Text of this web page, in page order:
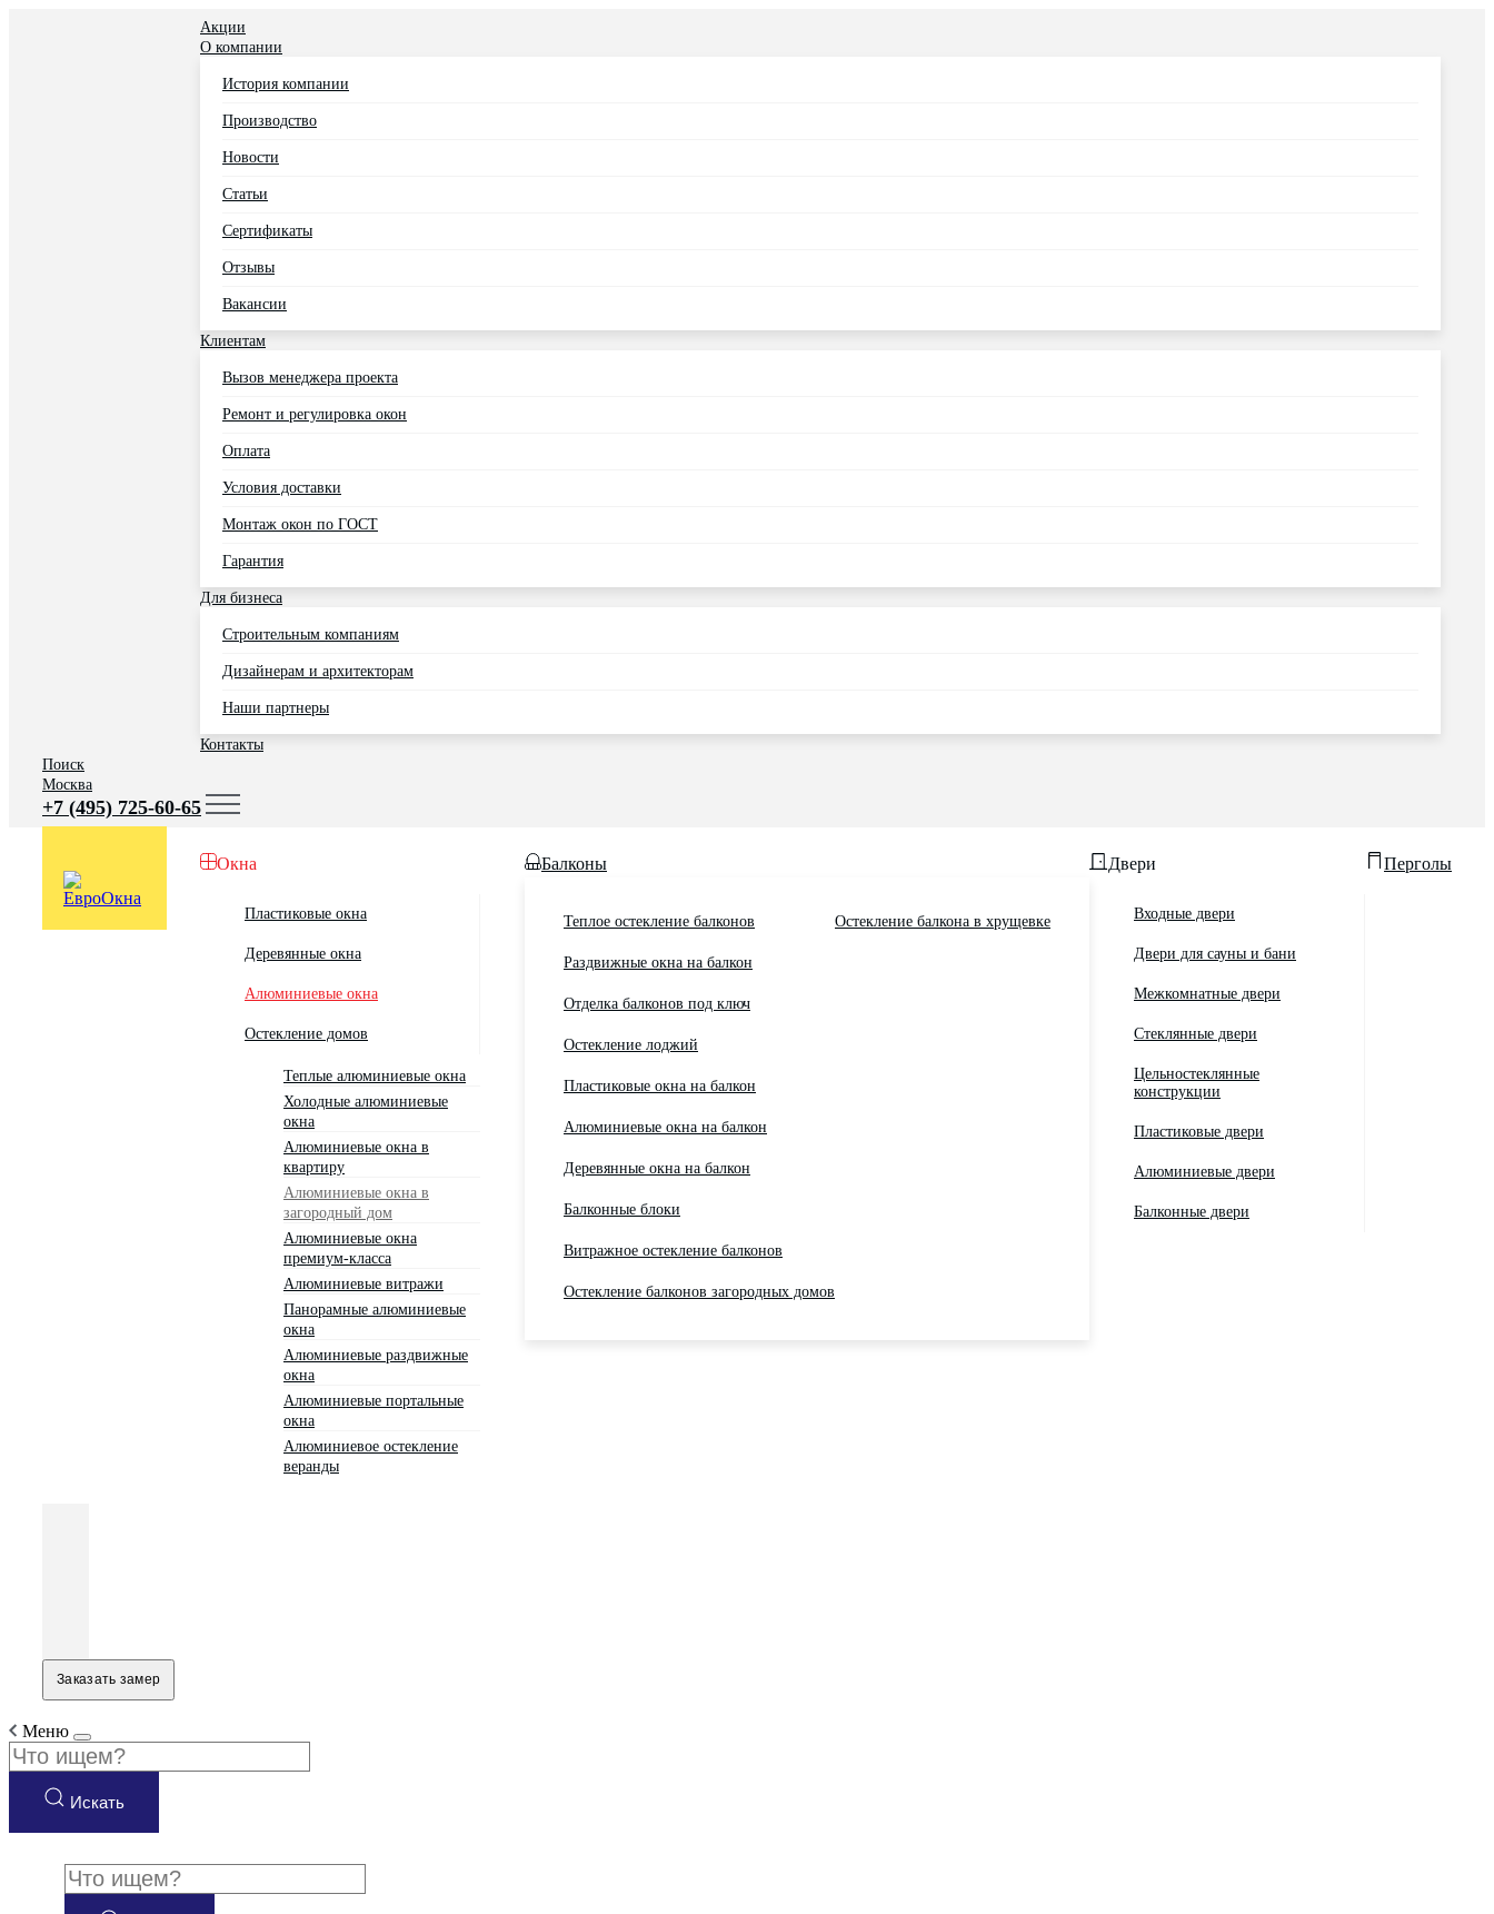
Акции
О компании
История компании
Производство
Новости
Статьи
Сертификаты
Отзывы
Вакансии
Клиентам
Вызов менеджера проекта
Ремонт и регулировка окон
Оплата
Условия доставки
Монтаж окон по ГОСТ
Гарантия
Для бизнеса
Строительным компаниям
Дизайнерам и архитекторам
Наши партнеры
Контакты
Поиск
Москва
+7 (495) 725-60-65
Окна
Пластиковые окна
Деревянные окна
Алюминиевые окна
Остекление домов
Теплые алюминиевые окна
Холодные алюминиевые
окна
Алюминиевые окна в
квартиру
Алюминиевые окна в
загородный дом
Алюминиевые окна
премиум-класса
Алюминиевые витражи
Панорамные алюминиевые
окна
Алюминиевые раздвижные
окна
Алюминиевые портальные
окна
Алюминиевое остекление
веранды
Балконы
Теплое остекление балконов
Раздвижные окна на балкон
Отделка балконов под ключ
Остекление лоджий
Пластиковые окна на балкон
Алюминиевые окна на балкон
Деревянные окна на балкон
Балконные блоки
Витражное остекление балконов
Остекление балконов загородных домов
Остекление балкона в хрущевке
Двери
Входные двери
Двери для сауны и бани
Межкомнатные двери
Стеклянные двери
Цельностеклянные
конструкции
Пластиковые двери
Алюминиевые двери
Балконные двери
Перголы
Заказать замер
Меню
Искать